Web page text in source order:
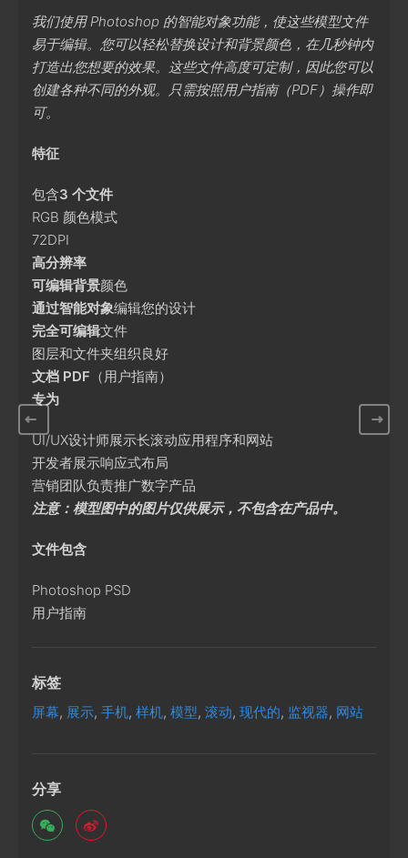
我们使用 Photoshop 的智能对象功能，使这些模型文件
易于编辑。您可以轻松替换设计和背景颜色，在几秒钟内
打造出您想要的效果。这些文件高度可定制，因此您可以
创建各种不同的外观。只需按照用户指南（PDF）操作即
可。
特征
包含3 个文件
RGB 颜色模式
72DPI
高分辨率
可编辑背景颜色
通过智能对象编辑您的设计
完全可编辑文件
图层和文件夹组织良好
文档 PDF （用户指南）
专为
UI/UX设计师展示长滚动应用程序和网站
开发者展示响应式布局
营销团队负责推广数字产品
注意：模型图中的图片仅供展示，不包含在产品中。
文件包含
Photoshop PSD
用户指南
标签
屏幕, 展示, 手机, 样机, 模型, 滚动, 现代的, 监视器, 网站
分享